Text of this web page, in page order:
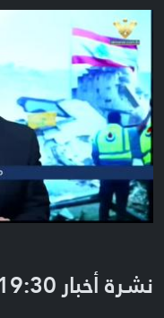
نشرة أخبار 19:30